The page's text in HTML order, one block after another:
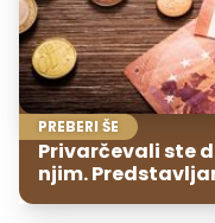
PREBERI ŠE
Privarčevali ste
njim.